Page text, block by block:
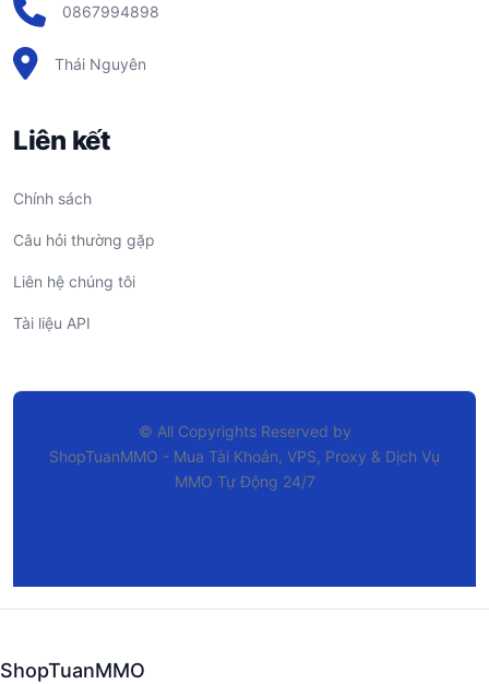
0867994898
Thái Nguyên
Liên kết
Chính sách
Câu hỏi thường gặp
Liên hệ chúng tôi
Tài liệu API
© All Copyrights Reserved by
ShopTuanMMO - Mua Tài Khoản, VPS, Proxy & Dịch Vụ
MMO Tự Động 24/7
ShopTuanMMO